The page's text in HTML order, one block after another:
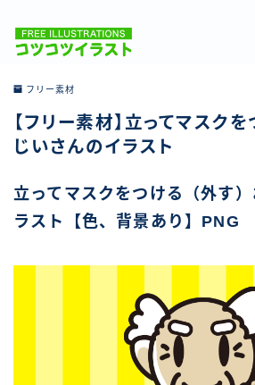
ホーム
お問い合わせ
フリー素材
【フリー素材】立ってマスクを
じいさんのイラスト
立ってマスクをつける（外す
ラスト【色、背景あり】PNG